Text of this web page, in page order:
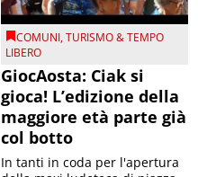
COMUNI,TURISMO & TEMPO
LIBERO
GiocAosta: Ciak si
gioca! L’edizione della
maggiore età parte già
col botto
In tanti in coda per l'apertura